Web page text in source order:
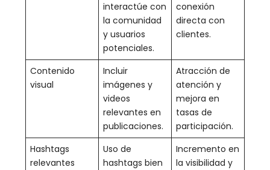
interactúe con
la comunidad
y usuarios
potenciales.
conexión
directa con
clientes.
Contenido
visual
Incluir
imágenes y
videos
relevantes en
publicaciones.
Atracción de
atención y
mejora en
tasas de
participación.
Hashtags
relevantes
Uso de
hashtags bien
Incremento en
la visibilidad y